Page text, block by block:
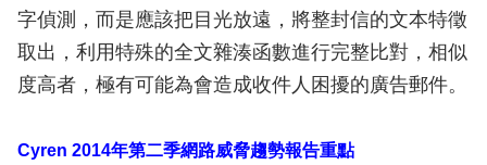
字偵測，而是應該把目光放遠，將整封信的文本特徵
取出，利用特殊的全文雜湊函數進行完整比對，相似
度高者，極有可能為會造成收件人困擾的廣告郵件。
Cyren 2014年第二季網路威脅趨勢報告重點